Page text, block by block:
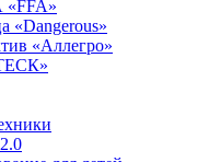
«FFA»
«Dangerous»
«Аллегро»